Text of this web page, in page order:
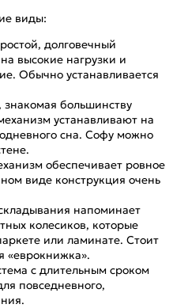
виды:
долговечный
высокие нагрузки и
Обычно устанавливается
знакомая большинству
устанавливают на
сна. Софу можно
обеспечивает ровное
виде конструкция очень
напоминает
колесиков, которые
или ламинате. Стоит
«еврокнижка».
с длительным сроком
повседневного,